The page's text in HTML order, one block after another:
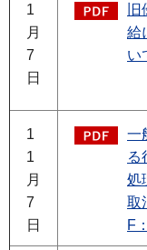
1
月
7
日
給
い
1
1
月
7
日
一
る
処
取
F